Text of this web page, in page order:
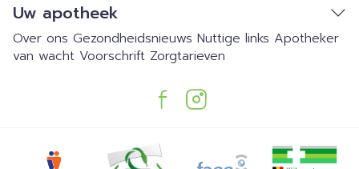
Uw apotheek
Over ons Gezondheidsnieuws Nuttige links Apotheker
van wacht Voorschrift Zorgtarieven